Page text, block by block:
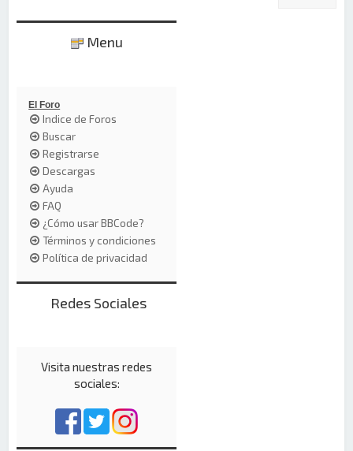
Menu
El Foro
Indice de Foros
Buscar
Registrarse
Descargas
Ayuda
FAQ
¿Cómo usar BBCode?
Términos y condiciones
Política de privacidad
Redes Sociales
Visita nuestras redes
sociales: